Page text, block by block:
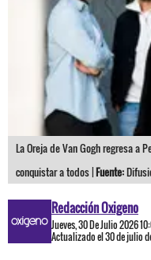
La Oreja de Van Gogh regresa a
conquistar a todos |Fuente:
Redacción Oxigeno
Jueves, 30 De Julio 2026
Actualizado el 30 de julio